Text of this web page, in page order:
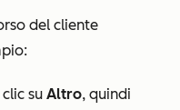
del cliente
su Altro, quindi